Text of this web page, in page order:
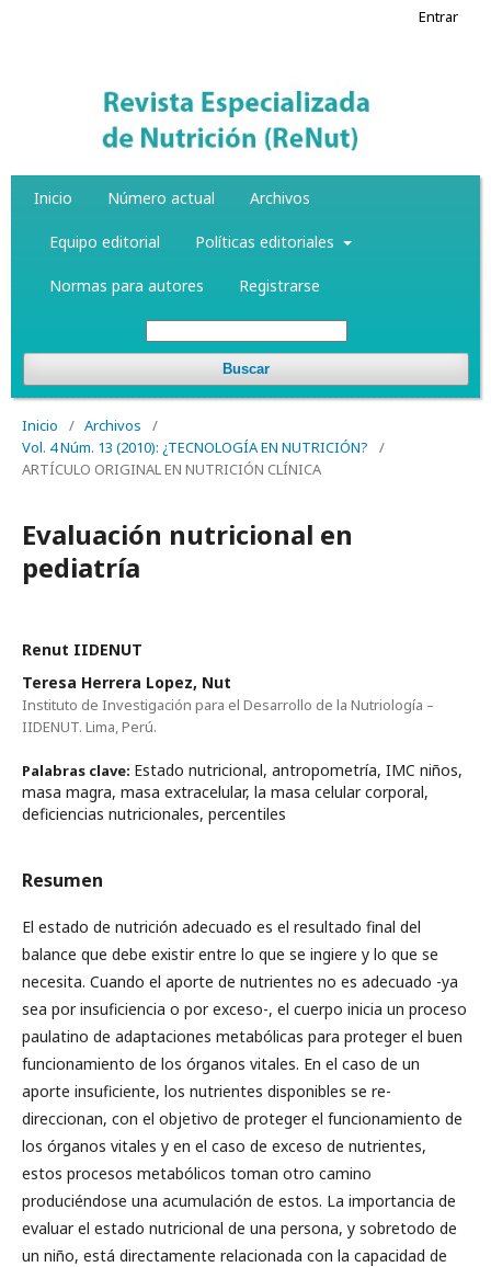
Inicio Número actual Archivos
Equipo editorial Políticas editoriales
Normas para autores Registrarse
Buscar
Entrar
Inicio / Archivos
/
Vol. 4 Núm. 13 (2010): ¿TECNOLOGÍA EN NUTRICIÓN?
/
ARTÍCULO ORIGINAL EN NUTRICIÓN CLÍNICA
Evaluación nutricional en
pediatría
Renut IIDENUT
Teresa Herrera Lopez, Nut
Instituto de Investigación para el Desarrollo de la Nutriología –
IIDENUT. Lima, Perú.
Palabras clave: Estado nutricional, antropometría, IMC niños,
masa magra, masa extracelular, la masa celular corporal,
deficiencias nutricionales, percentiles
Resumen
El estado de nutrición adecuado es el resultado final del
balance que debe existir entre lo que se ingiere y lo que se
necesita. Cuando el aporte de nutrientes no es adecuado -ya
sea por insuficiencia o por exceso-, el cuerpo inicia un proceso
paulatino de adaptaciones metabólicas para proteger el buen
funcionamiento de los órganos vitales. En el caso de un
aporte insuficiente, los nutrientes disponibles se re-
direccionan, con el objetivo de proteger el funcionamiento de
los órganos vitales y en el caso de exceso de nutrientes,
estos procesos metabólicos toman otro camino
produciéndose una acumulación de estos. La importancia de
evaluar el estado nutricional de una persona, y sobretodo de
un niño, está directamente relacionada con la capacidad de